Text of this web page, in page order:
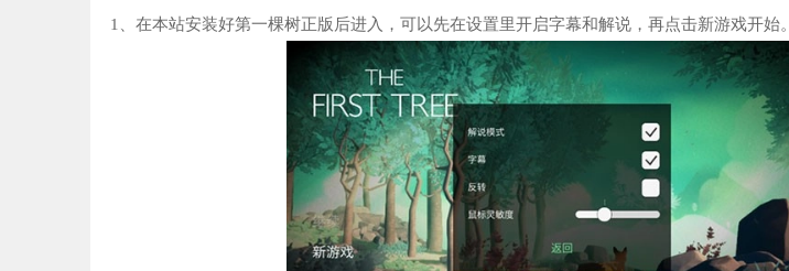
1、在本站安装好第一棵树正版后进入，可以先在设置里开启字幕和解说，再点击新游戏开始。